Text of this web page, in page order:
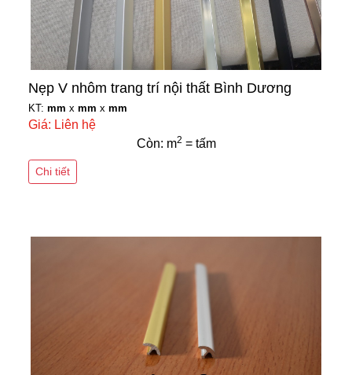
Nẹp V nhôm trang trí nội thất Bình Dương
KT: mm x mm x mm
Giá: Liên hệ
Còn: m2 = tấm
Chi tiết